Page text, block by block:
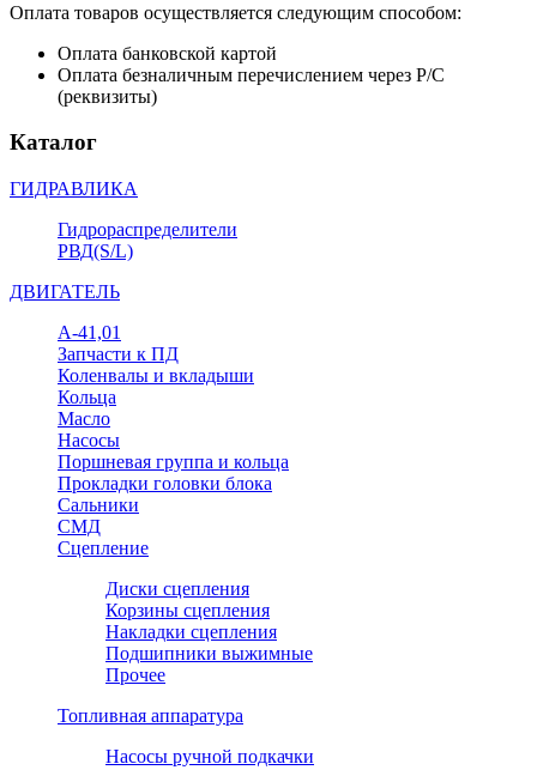
Оплата товаров осуществляется следующим способом:
Оплата банковской картой
Оплата безналичным перечислением через Р/С
(реквизиты)
Каталог
ГИДРАВЛИКА
Гидрораспределители
РВД(S/L)
ДВИГАТЕЛЬ
А-41,01
Запчасти к ПД
Коленвалы и вкладыши
Кольца
Масло
Насосы
Поршневая группа и кольца
Прокладки головки блока
Сальники
СМД
Сцепление
Диски сцепления
Корзины сцепления
Накладки сцепления
Подшипники выжимные
Прочее
Топливная аппаратура
Насосы ручной подкачки